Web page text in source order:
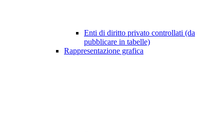
Enti di diritto privato controllati (da
pubblicare in tabelle)
Rappresentazione grafica